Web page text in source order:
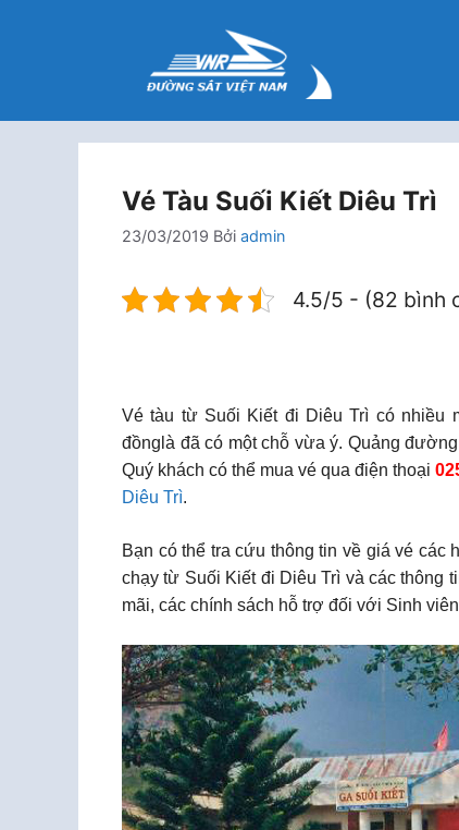
Vé Tàu Suối Kiết Diêu Trì
23/03/2019 Bởi admin
4.5/5 - (82 bình
Vé tàu từ Suối Kiết đi Diêu Trì có nhiều
đồnglà đã có một chỗ vừa ý. Quảng
Quý khách có thể mua vé qua điện thoại
Diêu Trì.
Bạn có thể tra cứu thông tin về giá vé các
chạy từ Suối Kiết đi Diêu Trì và các thông
mãi, các chính sách hỗ trợ đối với Sinh